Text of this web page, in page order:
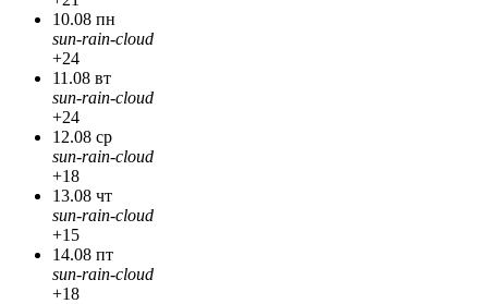
10.08 пн
sun-rain-cloud
+24
11.08 вт
sun-rain-cloud
+24
12.08 ср
sun-rain-cloud
+18
13.08 чт
sun-rain-cloud
+15
14.08 пт
sun-rain-cloud
+18